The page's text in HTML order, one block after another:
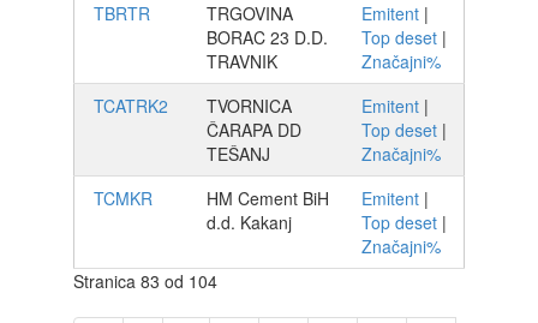
TBRTR
TRGOVINA
BORAC 23 D.D.
TRAVNIK
Emitent |
Top deset |
Značajni%
TCATRK2
TVORNICA
ČARAPA DD
TEŠANJ
Emitent |
Top deset |
Značajni%
TCMKR
HM Cement BiH
d.d. Kakanj
Emitent |
Top deset |
Značajni%
Stranica 83 od 104